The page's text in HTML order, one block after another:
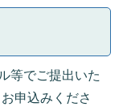
等でご提出いた
申込みくださ